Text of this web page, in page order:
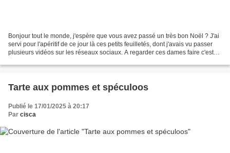
Bonjour tout le monde, j'espère que vous avez passé un très bon Noël ? J'ai
servi pour l'apéritif de ce jour là ces petits feuilletés, dont j'avais vu passer
plusieurs vidéos sur les réseaux sociaux. A regarder ces dames faire c'est
Tarte aux pommes et spéculoos
Publié le 17/01/2025 à 20:17
Par cisca